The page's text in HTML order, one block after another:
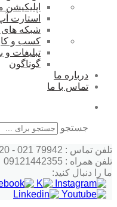
اپلیکیشن
استارت
شبکه های
کسب و کار
تبلیغات و
گوناگون
درباره ما
تماس با ما
جستجو
تلفن تماس : 79942 021 - 2222120 021
تلفن همراه : 09121442355
ما را دنبال کنید: